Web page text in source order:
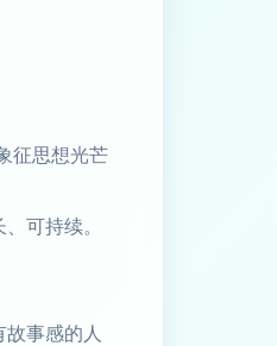
征思想光芒
可持续。
事感的人